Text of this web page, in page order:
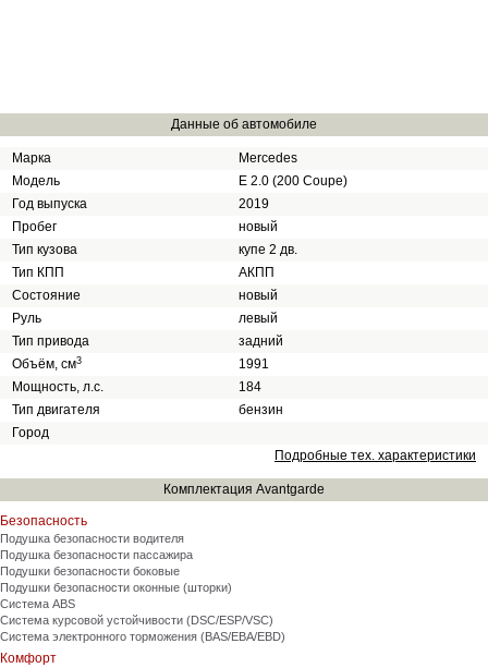
Данные об автомобиле
Марка
Mercedes
Модель
E 2.0 (200 Coupe)
Год выпуска
2019
Пробег
новый
Тип кузова
купе 2 дв.
Тип КПП
АКПП
Состояние
новый
Руль
левый
Тип привода
задний
Объём, см3
1991
Мощность, л.с.
184
Тип двигателя
бензин
Город
Подробные тех. характеристики
Комплектация Avantgarde
Безопасность
Подушка безопасности водителя
Подушка безопасности пассажира
Подушки безопасности боковые
Подушки безопасности оконные (шторки)
Система ABS
Система курсовой устойчивости (DSC/ESP/VSC)
Система электронного торможения (BAS/EBA/EBD)
Комфорт